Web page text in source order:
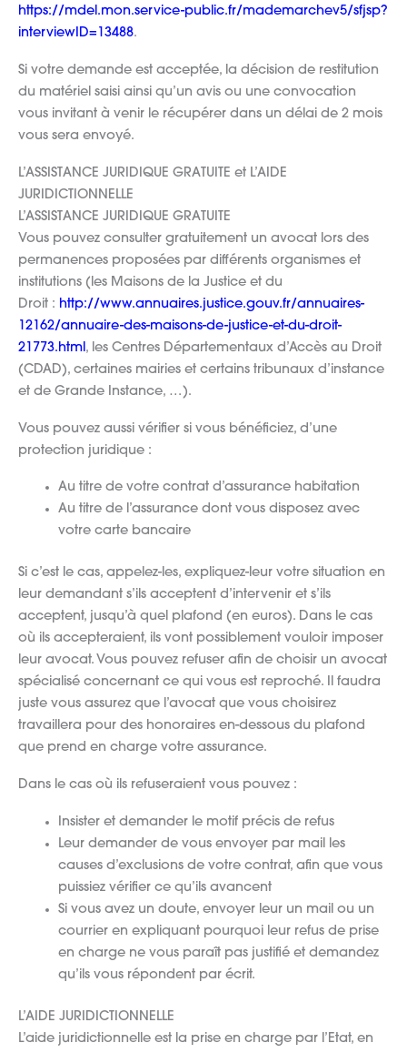
https://mdel.mon.service-public.fr/mademarchev5/sfjsp?
interviewID=13488.
Si votre demande est acceptée, la décision de restitution
du matériel saisi ainsi qu’un avis ou une convocation
vous invitant à venir le récupérer dans un délai de 2 mois
vous sera envoyé.
L’ASSISTANCE JURIDIQUE GRATUITE et L’AIDE
JURIDICTIONNELLE
L’ASSISTANCE JURIDIQUE GRATUITE
Vous pouvez consulter gratuitement un avocat lors des
permanences proposées par différents organismes et
institutions (les Maisons de la Justice et du
Droit : http://www.annuaires.justice.gouv.fr/annuaires-
12162/annuaire-des-maisons-de-justice-et-du-droit-
21773.html , les Centres Départementaux d’Accès au Droit
(CDAD), certaines mairies et certains tribunaux d’instance
et de Grande Instance, …).
Vous pouvez aussi vérifier si vous bénéficiez, d’une
protection juridique :
Au titre de votre contrat d’assurance habitation
Au titre de l’assurance dont vous disposez avec
votre carte bancaire
Si c’est le cas, appelez-les, expliquez-leur votre situation en
leur demandant s’ils acceptent d’intervenir et s’ils
acceptent, jusqu’à quel plafond (en euros). Dans le cas
où ils accepteraient, ils vont possiblement vouloir imposer
leur avocat. Vous pouvez refuser afin de choisir un avocat
spécialisé concernant ce qui vous est reproché. Il faudra
juste vous assurez que l’avocat que vous choisirez
travaillera pour des honoraires en-dessous du plafond
que prend en charge votre assurance.
Dans le cas où ils refuseraient vous pouvez :
Insister et demander le motif précis de refus
Leur demander de vous envoyer par mail les
causes d’exclusions de votre contrat, afin que vous
puissiez vérifier ce qu’ils avancent
Si vous avez un doute, envoyer leur un mail ou un
courrier en expliquant pourquoi leur refus de prise
en charge ne vous paraît pas justifié et demandez
qu’ils vous répondent par écrit.
L’AIDE JURIDICTIONNELLE
L’aide juridictionnelle est la prise en charge par l’Etat, en